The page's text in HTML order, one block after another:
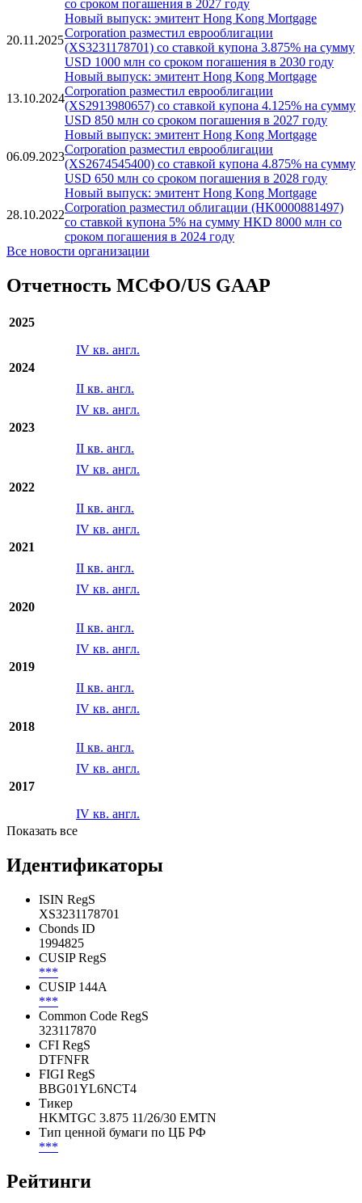
со сроком погашения в 2027 году
20.11.2025
Новый выпуск: эмитент Hong Kong Mortgage
Corporation разместил еврооблигации
(XS3231178701) со ставкой купона 3.875% на сумму
USD 1000 млн со сроком погашения в 2030 году
13.10.2024
Новый выпуск: эмитент Hong Kong Mortgage
Corporation разместил еврооблигации
(XS2913980657) со ставкой купона 4.125% на сумму
USD 850 млн со сроком погашения в 2027 году
06.09.2023
Новый выпуск: эмитент Hong Kong Mortgage
Corporation разместил еврооблигации
(XS2674545400) со ставкой купона 4.875% на сумму
USD 650 млн со сроком погашения в 2028 году
28.10.2022
Новый выпуск: эмитент Hong Kong Mortgage
Corporation разместил облигации (HK0000881497)
со ставкой купона 5% на сумму HKD 8000 млн со
сроком погашения в 2024 году
Все новости организации
Отчетность МСФО/US GAAP
2025
IV кв. англ.
2024
II кв. англ.
IV кв. англ.
2023
II кв. англ.
IV кв. англ.
2022
II кв. англ.
IV кв. англ.
2021
II кв. англ.
IV кв. англ.
2020
II кв. англ.
IV кв. англ.
2019
II кв. англ.
IV кв. англ.
2018
II кв. англ.
IV кв. англ.
2017
IV кв. англ.
Показать все
Идентификаторы
ISIN RegS
XS3231178701
Cbonds ID
1994825
CUSIP RegS
***
CUSIP 144A
***
Common Code RegS
323117870
CFI RegS
DTFNFR
FIGI RegS
BBG01YL6NCT4
Тикер
HKMTGC 3.875 11/26/30 EMTN
Тип ценной бумаги по ЦБ РФ
***
Рейтинги